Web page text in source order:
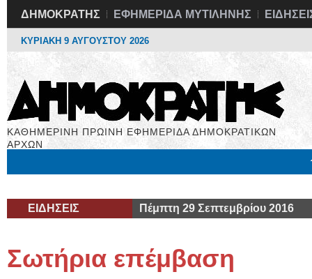
ΔΗΜΟΚΡΑΤΗΣ ΕΦΗΜΕΡΙΔΑ ΜΥΤΙΛΗΝΗΣ
ΚΥΡΙΑΚΗ 9 ΑΥΓΟΥΣΤΟΥ 2026
ΚΑΘΗΜΕΡΙΝΗ ΠΡΩΙΝΗ ΕΦΗΜΕΡΙΔΑ ΔΗΜΟΚΡΑΤΙΚΩΝ
ΑΡΧΩΝ
ΕΙΔΗΣΕΙΣ Πέμπτη 29 Σεπτεμβρίου 2016
Σωτήρια επέμβαση